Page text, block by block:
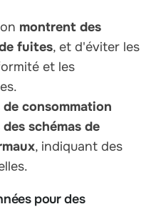
montrent des
fuites, et d'éviter les
et les
de consommation
schémas de
, indiquant des
pour des